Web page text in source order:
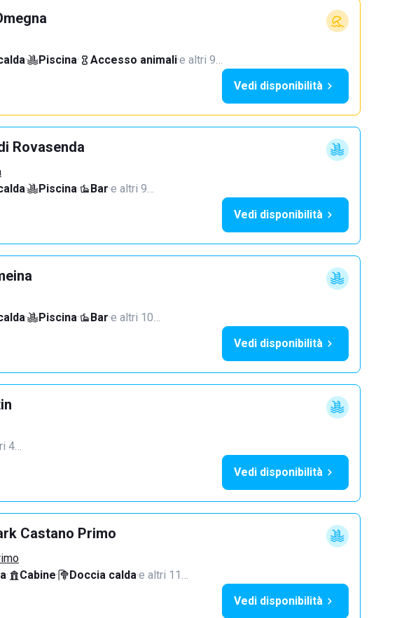
· Piscina· Accesso animali·e altri 9…
Vedi disponibilità
Rovasenda
· Piscina· Bar·e altri 9…
Vedi disponibilità
· Piscina· Bar·e altri 10…
Vedi disponibilità
4…
Vedi disponibilità
Castano Primo
· Cabine· Doccia calda·e altri 11…
Vedi disponibilità